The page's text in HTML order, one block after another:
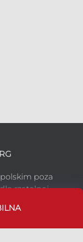
poza
rzetelnej